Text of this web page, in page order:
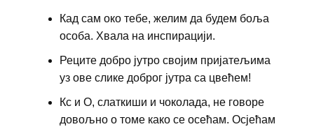
Кад сам око тебе, желим да будем боља
особа. Хвала на инспирацији.
Реците добро јутро својим пријатељима
уз ове слике доброг јутра са цвећем!
Кс и О, слаткиши и чоколада, не говоре
довољно о ​​томе како се осећам. Осјећам